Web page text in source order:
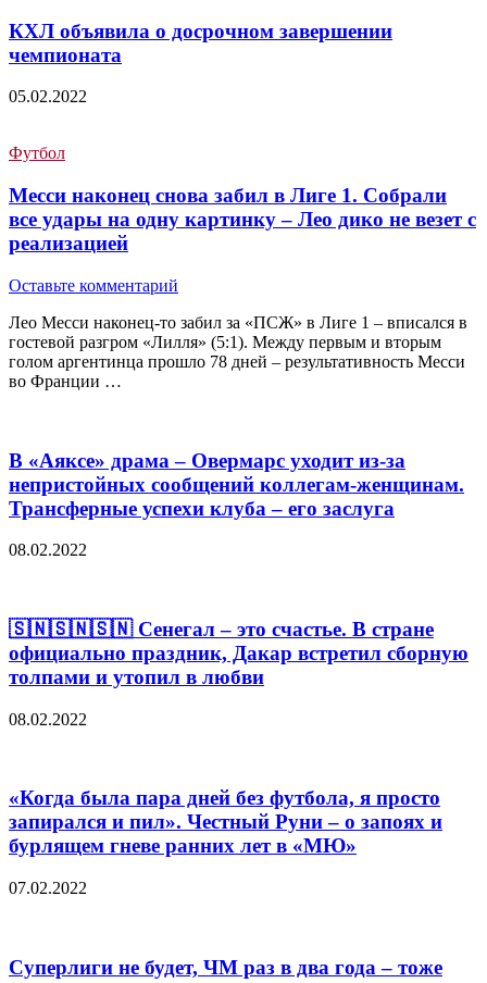
КХЛ объявила о досрочном завершении
чемпионата
05.02.2022
Футбол
Месси наконец снова забил в Лиге 1. Собрали
все удары на одну картинку – Лео дико не везет с
реализацией
Оставьте комментарий
Лео Месси наконец-то забил за «ПСЖ» в Лиге 1 – вписался в
гостевой разгром «Лилля» (5:1). Между первым и вторым
голом аргентинца прошло 78 дней – результативность Месси
во Франции …
В «Аяксе» драма – Овермарс уходит из-за
непристойных сообщений коллегам-женщинам.
Трансферные успехи клуба – его заслуга
08.02.2022
🇸🇳🇸🇳🇸🇳 Сенегал – это счастье. В стране
официально праздник, Дакар встретил сборную
толпами и утопил в любви
08.02.2022
«Когда была пара дней без футбола, я просто
запирался и пил». Честный Руни – о запоях и
бурлящем гневе ранних лет в «МЮ»
07.02.2022
Суперлиги не будет, ЧМ раз в два года – тоже